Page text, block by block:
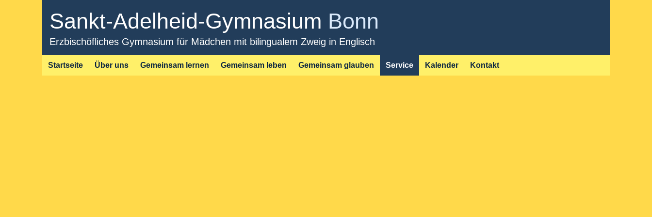
Sankt-Adelheid-Gymnasium Bonn
Erzbischöfliches Gymnasium für Mädchen mit bilingualem Zweig in Englisch
Startseite Über uns Gemeinsam lernen Gemeinsam leben Gemeinsam glauben Service Kalender Kontakt